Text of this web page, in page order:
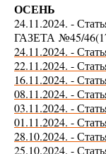
ОСЕНЬ
24.11.2024. -
ГАЗЕТА №45/
24.11.2024. -
22.11.2024. -
16.11.2024. -
08.11.2024. -
03.11.2024. -
01.11.2024. -
28.10.2024. -
25.10.2024. -